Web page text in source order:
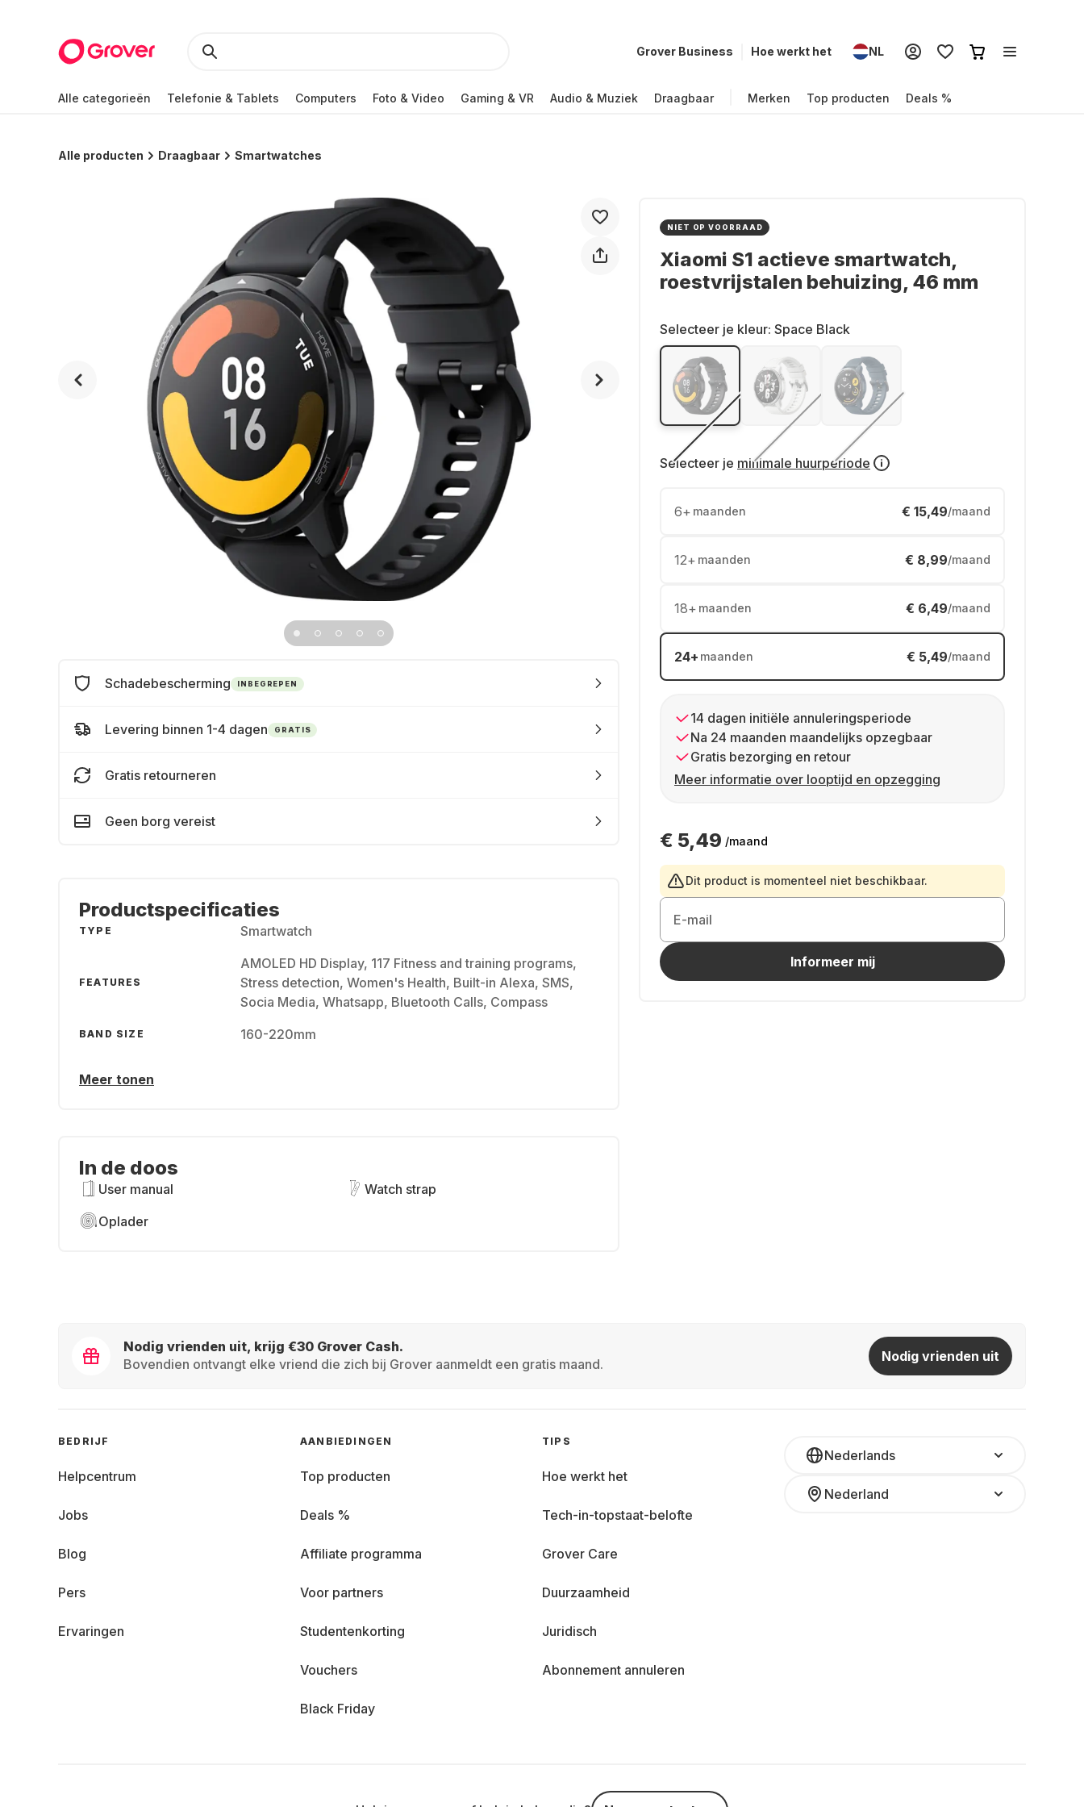
Grover Business Hoe werkt het NL
Alle categorieën Telefonie & Tablets Computers Foto & Video Gaming & VR Audio & Muziek Draagbaar Merken Top producten Deals %
Alle producten Draagbaar Smartwatches
NIET OP VOORRAAD
Xiaomi S1 actieve smartwatch,
roestvrijstalen behuizing, 46 mm
Selecteer je kleur: Space Black
Selecteer je minimale huurperiode
6+ maanden € 15,49/maand
12+ maanden € 8,99/maand
18+ maanden € 6,49/maand
24+ maanden € 5,49/maand
14 dagen initiële annuleringsperiode
Na 24 maanden maandelijks opzegbaar
Gratis bezorging en retour
Meer informatie over looptijd en opzegging
€ 5,49 /maand
Dit product is momenteel niet beschikbaar.
E-mail
Informeer mij
Schadebescherming INBEGREPEN
Levering binnen 1-4 dagen GRATIS
Gratis retourneren
Geen borg vereist
Productspecificaties
TYPE Smartwatch
FEATURES
AMOLED HD Display, 117 Fitness and training programs,
Stress detection, Women's Health, Built-in Alexa, SMS,
Socia Media, Whatsapp, Bluetooth Calls, Compass
BAND SIZE 160-220mm
Meer tonen
In de doos
User manual
Watch strap
Oplader
Nodig vrienden uit, krijg €30 Grover Cash.
Bovendien ontvangt elke vriend die zich bij Grover aanmeldt een gratis maand.
Nodig vrienden uit
Nederlands
Nederland
BEDRIJF
Helpcentrum
Jobs
Blog
Pers
Ervaringen
AANBIEDINGEN
Top producten
Deals %
Affiliate programma
Voor partners
Studentenkorting
Vouchers
Black Friday
TIPS
Hoe werkt het
Tech-in-topstaat-belofte
Grover Care
Duurzaamheid
Juridisch
Abonnement annuleren